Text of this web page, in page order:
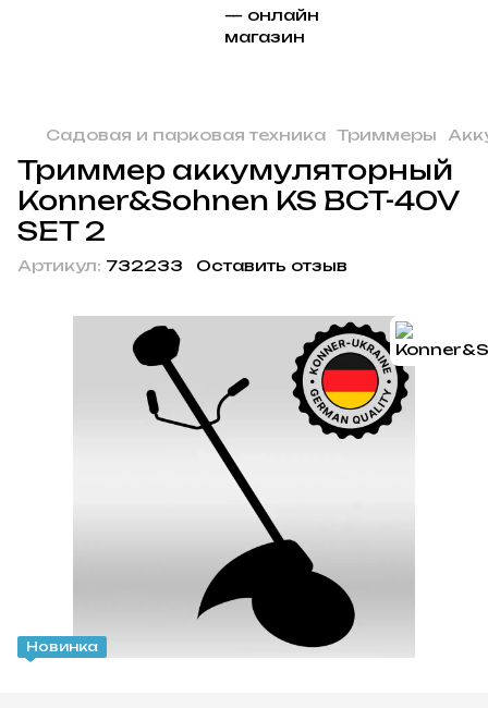
Садовая и парковая техника Триммеры
Триммер аккумуляторный
Konner&Sohnen KS BCT-40V
SET 2
Артикул: 732233 Оставить отзыв
Новинка